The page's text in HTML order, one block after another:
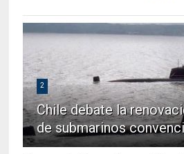
2
Chile debate la
de submarinos